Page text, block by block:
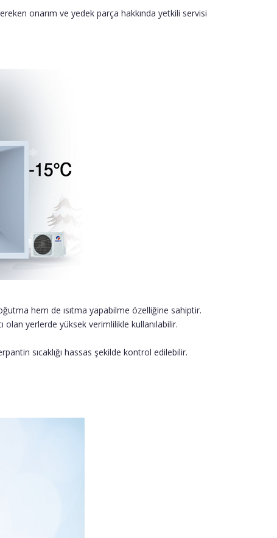
onarım ve yedek parça hakkında yetkili servisi
hem de ısıtma yapabilme özelliğine sahiptir.
yerlerde yüksek verimlilikle kullanılabilir.
sıcaklığı hassas şekilde kontrol edilebilir.